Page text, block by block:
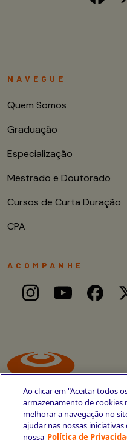
Avenida Cais do Apolo, 77
NAVEGUE
Quem Somos
Graduação
Especialização
Mestrado e Doutorado
Cursos de Curta Duração
CPA
ACOMPANHE
Ao clicar em "Aceitar todos
armazenamento de cookies
melhorar a navegação no
ajudar nas nossas
nossa Política de